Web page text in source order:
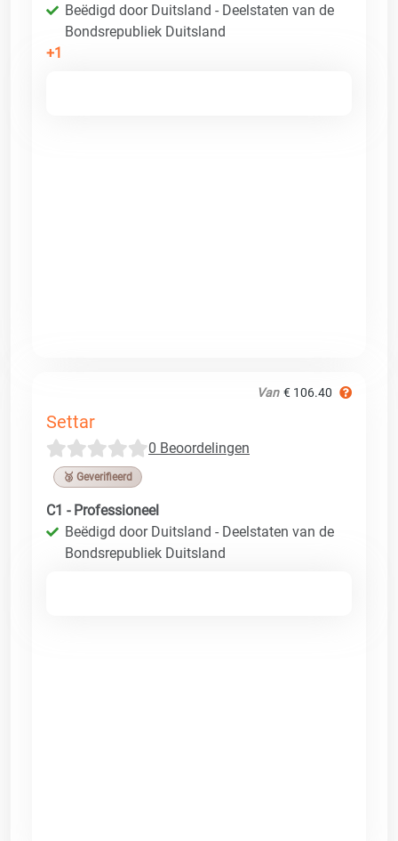
Beëdigd door Duitsland - Deelstaten van de
Bondsrepubliek Duitsland
+1
Van € 106.40
Settar
0 Beoordelingen
🥉 Geverifieerd
C1 - Professioneel
Beëdigd door Duitsland - Deelstaten van de
Bondsrepubliek Duitsland